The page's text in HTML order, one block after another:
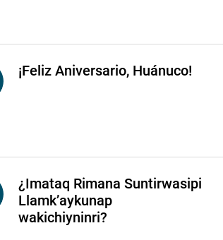
¡Feliz Aniversario, Huánuco!
¿Imataq Rimana Suntirwasipi
Llamk’aykunap
wakichiyninri?